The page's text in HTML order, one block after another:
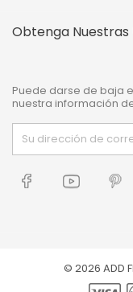
Obtenga Nuestras
Puede darse de baja
nuestra información
© 2026 ADD